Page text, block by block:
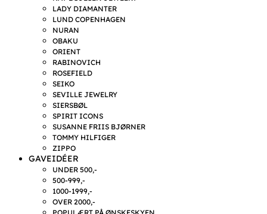
LADY DIAMANTER
LUND COPENHAGEN
NURAN
OBAKU
ORIENT
RABINOVICH
ROSEFIELD
SEIKO
SEVILLE JEWELRY
SIERSBØL
SPIRIT ICONS
SUSANNE FRIIS BJØRNER
TOMMY HILFIGER
ZIPPO
GAVEIDÉER
UNDER 500,-
500-999,-
1000-1999,-
OVER 2000,-